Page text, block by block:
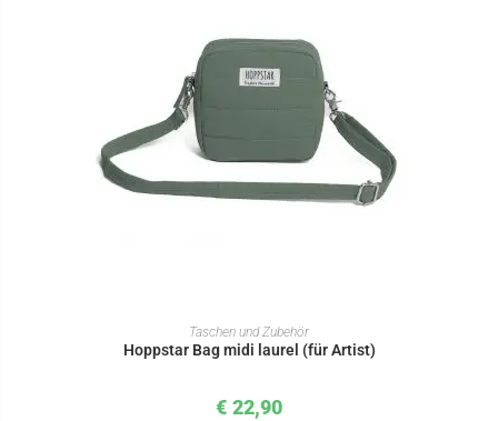
IN DEN WARENKORB
Taschen und Zubehör
Hoppstar Bag midi laurel (für Artist)
€ 22,90